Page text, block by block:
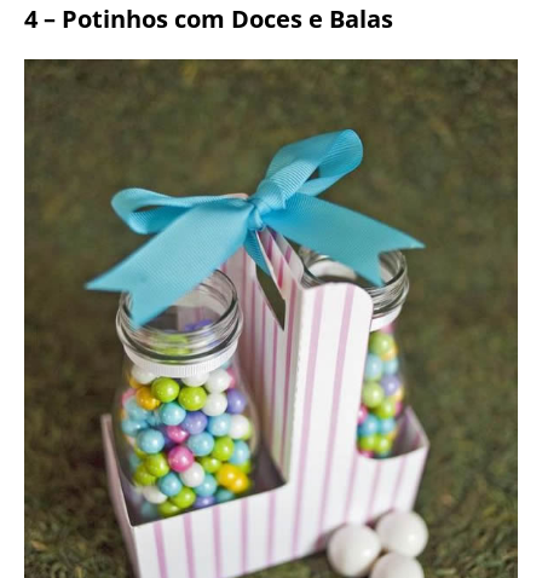
4 – Potinhos com Doces e Balas